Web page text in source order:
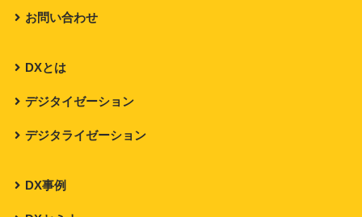
お問い合わせ
DXとは
デジタイゼーション
デジタライゼーション
DX事例